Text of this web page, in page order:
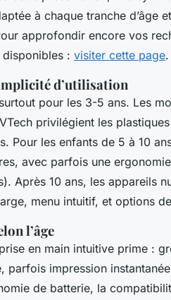
à chaque tranche d’âge
approfondir encore vos
: visiter cette page.
d’utilisation
pour les 3-5 ans. Les
privilégient les
Pour les enfants de 5 à 10
avec parfois une
Après 10 ans, les appareils
menu intuitif, et options
l’âge
en main intuitive prime :
parfois impression
de batterie, la